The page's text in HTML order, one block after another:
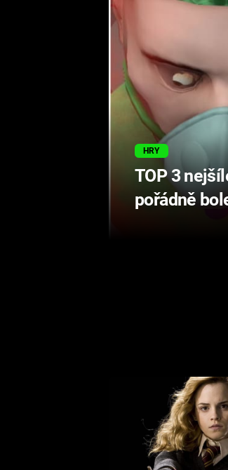
HRY
TOP 3
pořádně